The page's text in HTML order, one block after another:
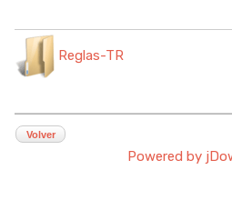
Reglas-TR
Volver
Powered by